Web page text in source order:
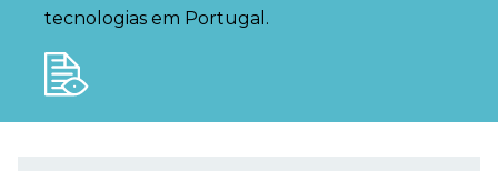
tecnologias em Portugal.